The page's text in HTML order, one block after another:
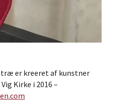
er kreeret af kunstner
Kirke i 2016 –